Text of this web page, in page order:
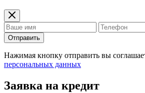
Отправить
Нажимая кнопку отправить вы
персональных данных
Заявка на кредит